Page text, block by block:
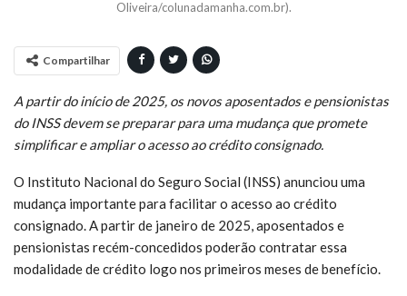
Oliveira/colunadamanha.com.br).
Compartilhar
A partir do início de 2025, os novos aposentados e pensionistas
do INSS devem se preparar para uma mudança que promete
simplificar e ampliar o acesso ao crédito consignado.
O Instituto Nacional do Seguro Social (INSS) anunciou uma
mudança importante para facilitar o acesso ao crédito
consignado. A partir de janeiro de 2025, aposentados e
pensionistas recém-concedidos poderão contratar essa
modalidade de crédito logo nos primeiros meses de benefício.